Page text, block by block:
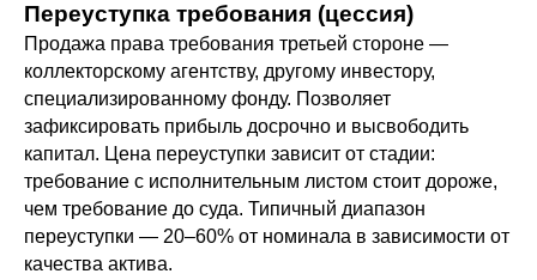
Переуступка требования (цессия)
Продажа права требования третьей стороне —
коллекторскому агентству, другому инвестору,
специализированному фонду. Позволяет
зафиксировать прибыль досрочно и высвободить
капитал. Цена переуступки зависит от стадии:
требование с исполнительным листом стоит дороже,
чем требование до суда. Типичный диапазон
переуступки — 20–60% от номинала в зависимости от
качества актива.